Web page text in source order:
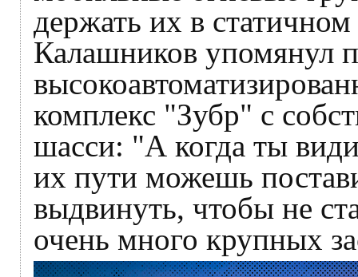
держать их в
Калашников упомянул
комплекс "Зубр" с
шасси: "А когда ты
их пути можешь
выдвинуть, чтобы не
очень много крупных